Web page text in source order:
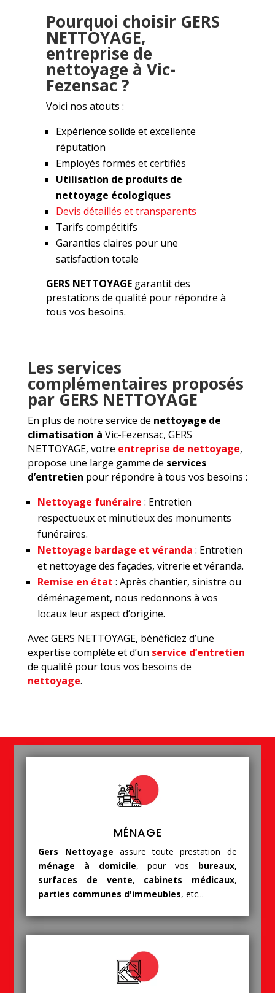
Pourquoi choisir GERS
NETTOYAGE,
entreprise de
nettoyage à Vic-
Fezensac ?
Voici nos atouts :
Expérience solide et excellente
réputation
Employés formés et certifiés
Utilisation de produits de
nettoyage écologiques
Devis détaillés et transparents
Tarifs compétitifs
Garanties claires pour une
satisfaction totale
GERS NETTOYAGEgarantit des
prestations de qualité pour répondre à
tous vos besoins.
Les services
complémentaires proposés
par GERS NETTOYAGE
En plus de notre service de nettoyage de
climatisation à Vic-Fezensac, GERS
NETTOYAGE, votre entreprise de nettoyage,
propose une large gamme de services
d’entretien pour répondre à tous vos besoins :
Nettoyage funéraire : Entretien
respectueux et minutieux des monuments
funéraires.
Nettoyage bardage et véranda : Entretien
et nettoyage des façades, vitrerie et véranda.
Remise en état : Après chantier, sinistre ou
déménagement, nous redonnons à vos
locaux leur aspect d’origine.
Avec GERS NETTOYAGE, bénéficiez d’une
expertise complète et d’un service d’entretien
de qualité pour tous vos besoins de
nettoyage.
MÉNAGE
Gers Nettoyage assure toute prestation de
ménage à domicile, pour vos bureaux,
surfaces de vente, cabinets médicaux,
parties communes d'immeubles, etc...